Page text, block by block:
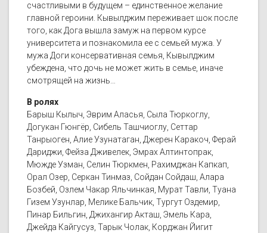
счастливыми в будущем – единственное желание
главной героини. Кывылджим переживает шок после
того, как Дога вышла замуж на первом курсе
университета и познакомила ее с семьей мужа. У
мужа Доги консервативная семья, Кывылджим
убеждена, что дочь не может жить в семье, иначе
смотрящей на жизнь…
В ролях
Барыш Кылыч, Эврим Аласья, Сыла Тюркоглу,
Догукан Гюнгёр, Сибель Ташчиоглу, Сеттар
Танрыоген, Алие Узунатаган, Джерен Каракоч, Ферай
Дариджи, Фейза Дживелек, Эмрах Алтинтопрак,
Мюжде Узман, Селин Тюркмен, Рахимджан Капкап,
Орал Озер, Серкан Тинмаз, Сойдан Сойдаш, Алара
Бозбей, Озлем Чакар Яльчинкая, Мурат Тавли, Туана
Гизем Узунлар, Мелике Бальчик, Тургут Оздемир,
Пинар Бильгин, Джихангир Акташ, Эмель Кара,
Джейда Кайгусуз, Тарык Чолак, Корджан Йигит